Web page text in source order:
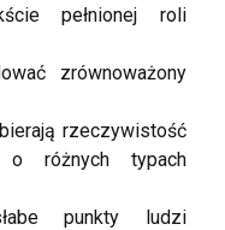
pełnionej roli
zrównoważony
rzeczywistość
różnych typach
punkty ludzi